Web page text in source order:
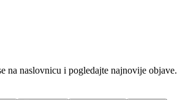
na naslovnicu i pogledajte najnovije objave.